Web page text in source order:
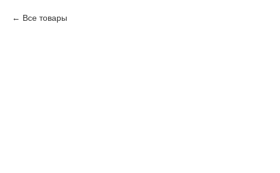
Все товары